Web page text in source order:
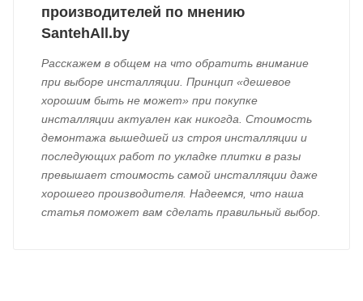
производителей по мнению
SantehAll.by
Расскажем в общем на что обратить внимание
при выборе инсталляции. Принцип «дешевое
хорошим быть не может» при покупке
инсталляции актуален как никогда. Стоимость
демонтажа вышедшей из строя инсталляции и
последующих работ по укладке плитки в разы
превышает стоимость самой инсталляции даже
хорошего производителя. Надеемся, что наша
статья поможет вам сделать правильный выбор.